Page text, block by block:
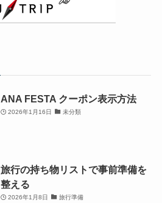
ANA FESTA クーポン表示方法
2026年1月16日 未分類
旅行の持ち物リストで事前準備を
整える
2026年1月8日 旅行準備